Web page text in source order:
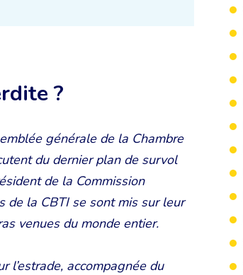
?
générale de la Chambre
du dernier plan de survol
de la Commission
de la CBTI se sont mis sur leur
venues du monde entier.
l’estrade, accompagnée du